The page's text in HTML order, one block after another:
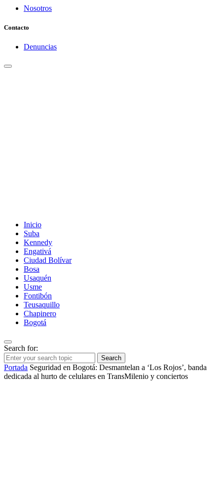
Nosotros
Contacto
Denuncias
Inicio
Suba
Kennedy
Engativá
Ciudad Bolívar
Bosa
Usaquén
Usme
Fontibón
Teusaquillo
Chapinero
Bogotá
Search for:
Search
Portada Seguridad en Bogotá: Desmantelan a ‘Los Rojos’, banda
dedicada al hurto de celulares en TransMilenio y conciertos